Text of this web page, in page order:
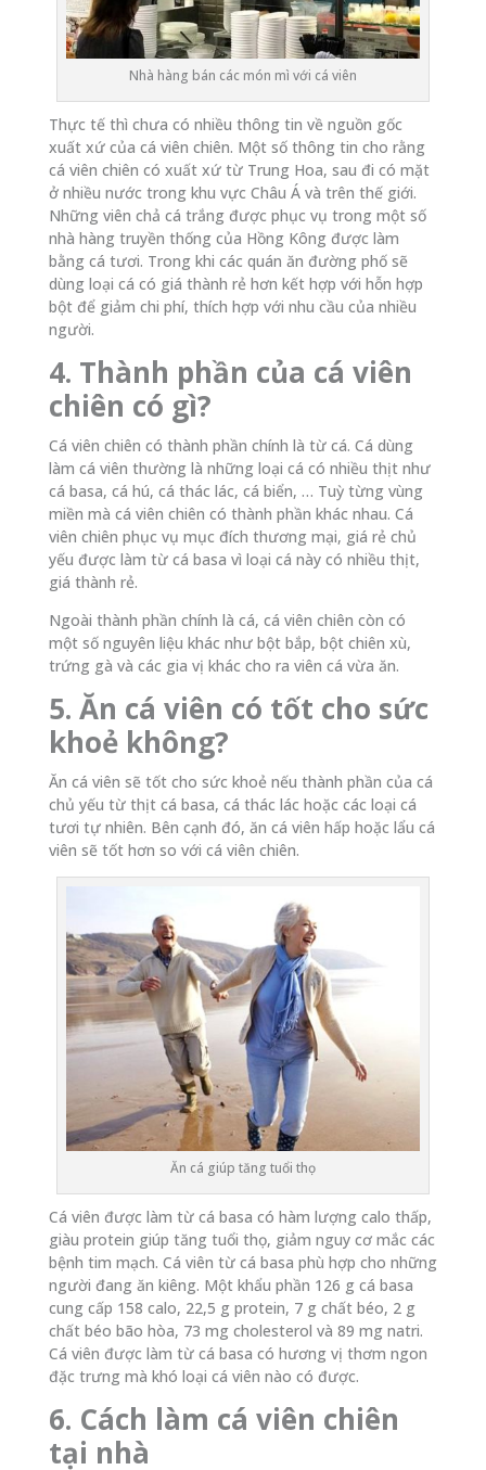
Nhà hàng bán các món mì với cá viên
Thực tế thì chưa có nhiều thông tin về nguồn gốc
xuất xứ của cá viên chiên. Một số thông tin cho rằng
cá viên chiên có xuất xứ từ Trung Hoa, sau đi có mặt
ở nhiều nước trong khu vực Châu Á và trên thế giới.
Những viên chả cá trắng được phục vụ trong một số
nhà hàng truyền thống của Hồng Kông được làm
bằng cá tươi. Trong khi các quán ăn đường phố sẽ
dùng loại cá có giá thành rẻ hơn kết hợp với hỗn hợp
bột để giảm chi phí, thích hợp với nhu cầu của nhiều
người.
4. Thành phần của cá viên
chiên có gì?
Cá viên chiên có thành phần chính là từ cá. Cá dùng
làm cá viên thường là những loại cá có nhiều thịt như
cá basa, cá hú, cá thác lác, cá biển, … Tuỳ từng vùng
miền mà cá viên chiên có thành phần khác nhau. Cá
viên chiên phục vụ mục đích thương mại, giá rẻ chủ
yếu được làm từ cá basa vì loại cá này có nhiều thịt,
giá thành rẻ.
Ngoài thành phần chính là cá, cá viên chiên còn có
một số nguyên liệu khác như bột bắp, bột chiên xù,
trứng gà và các gia vị khác cho ra viên cá vừa ăn.
5. Ăn cá viên có tốt cho sức
khoẻ không?
Ăn cá viên sẽ tốt cho sức khoẻ nếu thành phần của cá
chủ yếu từ thịt cá basa, cá thác lác hoặc các loại cá
tươi tự nhiên. Bên cạnh đó, ăn cá viên hấp hoặc lẩu cá
viên sẽ tốt hơn so với cá viên chiên.
Ăn cá giúp tăng tuổi thọ
Cá viên được làm từ cá basa có hàm lượng calo thấp,
giàu protein giúp tăng tuổi thọ, giảm nguy cơ mắc các
bệnh tim mạch. Cá viên từ cá basa phù hợp cho những
người đang ăn kiêng. Một khẩu phần 126 g cá basa
cung cấp 158 calo, 22,5 g protein, 7 g chất béo, 2 g
chất béo bão hòa, 73 mg cholesterol và 89 mg natri.
Cá viên được làm từ cá basa có hương vị thơm ngon
đặc trưng mà khó loại cá viên nào có được.
6. Cách làm cá viên chiên
tại nhà